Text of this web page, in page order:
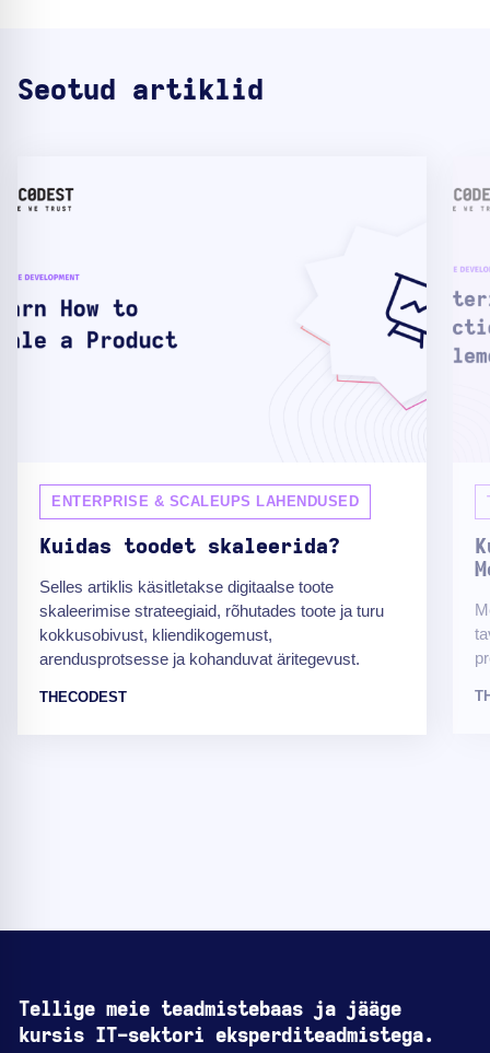
Seotud artiklid
ENTERPRISE & SCALEUPS LAHENDUSED
Kuidas toodet skaleerida?
Selles artiklis käsitletakse digitaalse toote
skaleerimise strateegiaid, rõhutades toote ja turu
kokkusobivust, kliendikogemust,
arendusprotsesse ja kohanduvat äritegevust.
THECODEST
Tellige meie teadmistebaas ja jääge
kursis IT-sektori eksperditeadmistega.